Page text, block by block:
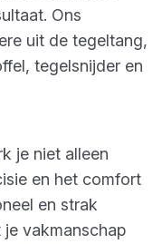
Ons
uit de tegeltang,
tegelsnijder en
je niet alleen
en het comfort
en strak
vakmanschap